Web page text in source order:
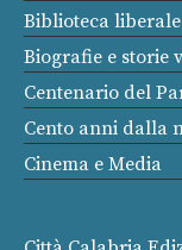
Biblioteca liberale
Biografie e storie
Centenario del
Cento anni dalla
Cinema e Media